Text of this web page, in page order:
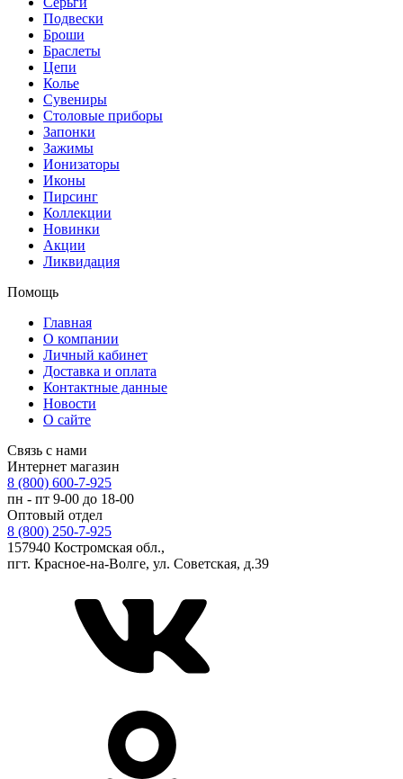
Подвески
Броши
Браслеты
Цепи
Колье
Сувениры
Столовые приборы
Запонки
Зажимы
Ионизаторы
Иконы
Пирсинг
Коллекции
Новинки
Акции
Ликвидация
Помощь
Главная
О компании
Личный кабинет
Доставка и оплата
Контактные данные
Новости
О сайте
Связь с нами
Интернет магазин
8 (800) 600-7-925
пн - пт 9-00 до 18-00
Оптовый отдел
8 (800) 250-7-925
157940 Костромская обл.,
пгт. Красное-на-Волге, ул. Советская, д.39